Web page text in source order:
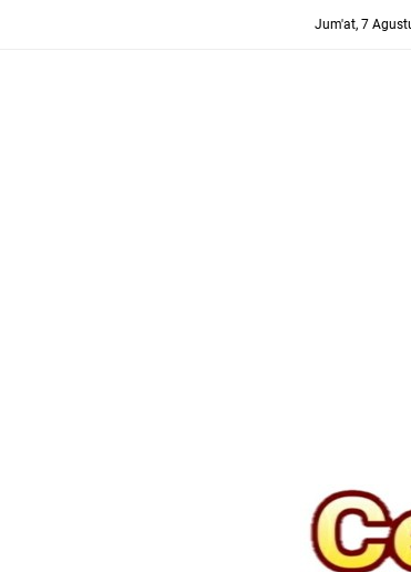
Jum'at, 7